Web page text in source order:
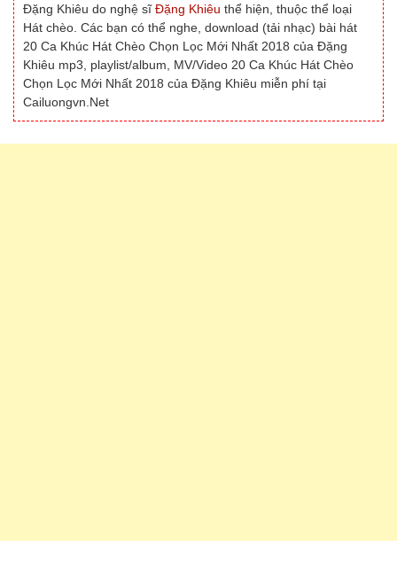
Đặng Khiêu do nghệ sĩĐặng Khiêu thể hiện, thuộc thể loại
Hát chèo. Các bạn có thể nghe, download (tải nhạc) bài hát
20 Ca Khúc Hát Chèo Chọn Lọc Mới Nhất 2018 của Đặng
Khiêu mp3, playlist/album, MV/Video 20 Ca Khúc Hát Chèo
Chọn Lọc Mới Nhất 2018 của Đặng Khiêu miễn phí tại
Cailuongvn.Net